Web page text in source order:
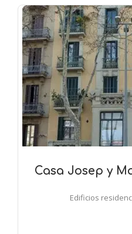
Casa Josep y
Edificios